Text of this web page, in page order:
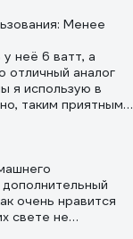
не должноМенее
неё 6 ватт, а
отличный аналог
я использую в
таким приятным
на природное
обед мы видим
глаз, они не
Всё
Тип колбы
светильника.
такие
дополнительный
очень нравится
свете не